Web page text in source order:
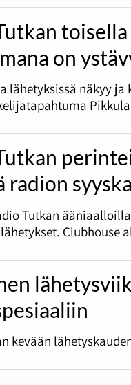
on
lähetyksissä näkyy ja
radion
Tutkan
Clubhouse
kevään